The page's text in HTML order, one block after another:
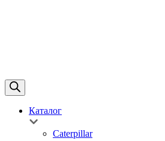
Каталог
Caterpillar